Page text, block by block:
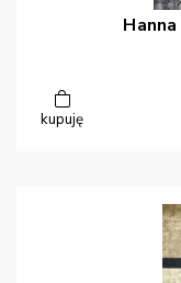
Hanna
kupuję